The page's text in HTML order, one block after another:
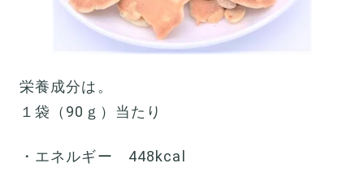
栄養成分は。
１袋（90ｇ）当たり
・エネルギー 448kcal